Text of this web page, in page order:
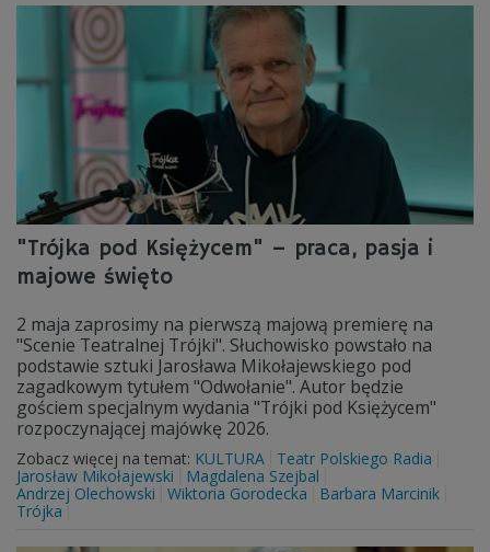
"Trójka pod Księżycem" – praca, pasja i
majowe święto
2 maja zaprosimy na pierwszą majową premierę na
"Scenie Teatralnej Trójki". Słuchowisko powstało na
podstawie sztuki Jarosława Mikołajewskiego pod
zagadkowym tytułem "Odwołanie". Autor będzie
gościem specjalnym wydania "Trójki pod Księżycem"
rozpoczynającej majówkę 2026.
Zobacz więcej na temat: KULTURA
Teatr Polskiego Radia
Jarosław Mikołajewski
Magdalena Szejbal
Andrzej Olechowski
Wiktoria Gorodecka
Barbara Marcinik
Trójka